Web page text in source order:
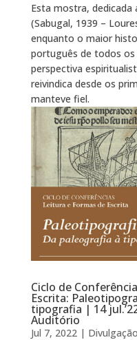
Esta mostra, dedicada
(Sabugal, 1939 –
enquanto o maior
português de todos
perspectiva
reivindica desde os
manteve fiel.
Ciclo de
Escrita:
tipografia | 14
Auditório
Jul 7, 2022| Divulgação